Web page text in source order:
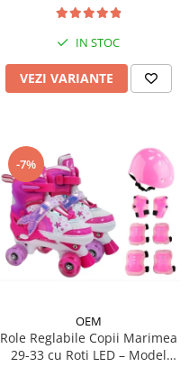
IN STOC
VEZI VARIANTE
-7%
OEM
Role Reglabile Copii Marimea
29-33 cu Roti LED – Model